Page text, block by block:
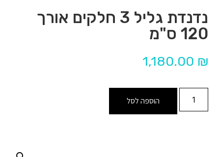
נדנדת גליל 3 חלקים אורך
120 ס"מ
1,180.00 ₪
הוספה לסל